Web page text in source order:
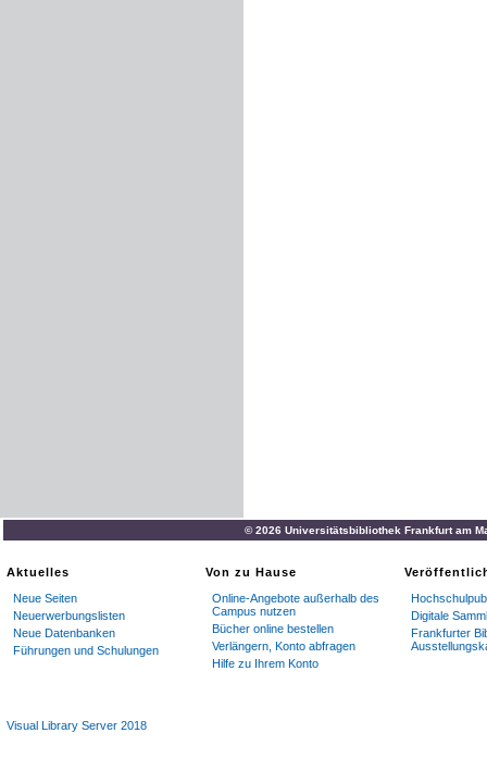
© 2026 Universitätsbibliothek Frankfurt am
Aktuelles
Neue Seiten
Neuerwerbungslisten
Neue Datenbanken
Führungen und Schulungen
Von zu Hause
Online-Angebote außerhalb des
Campus nutzen
Bücher online bestellen
Verlängern, Konto abfragen
Hilfe zu Ihrem Konto
Digitale
Frankfurter
Visual Library Server 2018